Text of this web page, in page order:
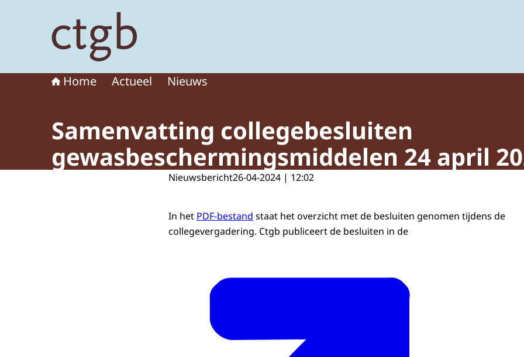
Home Actueel Nieuws
Samenvatting collegebesluiten
gewasbeschermingsmiddelen 24 april
Nieuwsbericht26-04-2024 | 12:02
In het PDF-bestand staat het overzicht met de besluiten genomen tijdens de
collegevergadering. Ctgb publiceert de besluiten in de